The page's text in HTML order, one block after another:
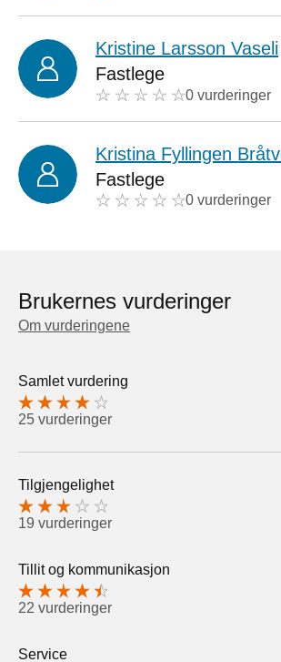
Kristine Larsson Vaseli
Fastlege
0 vurderinger
Kristina Fyllingen
Fastlege
0 vurderinger
Brukernes vurderinger
Om vurderingene
Samlet vurdering
25 vurderinger
Tilgjengelighet
19 vurderinger
Tillit og kommunikasjon
22 vurderinger
Service